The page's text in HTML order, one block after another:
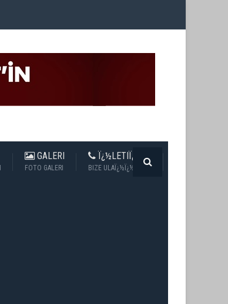
GALERI
FOTO GALERI
Ï¿½LETIÏ¿½IM
BIZE ULAÏ¿½Ï¿½N